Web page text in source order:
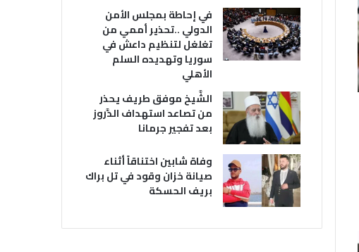
في إحاطة بمجلس الأمن
الدولي ..تحذير أممي من
تغلغل لتنظيم داعش في
سوريا وتهديده السلم
الأهلي
الشَّيخ موفق طريف يحذر
من تصاعد استهداف الدَّروز
بعد تفجير جرمانا
وفاة شابين اختناقاً أثناء
صيانة خزان وقود في تل براك
بريف الحسكة